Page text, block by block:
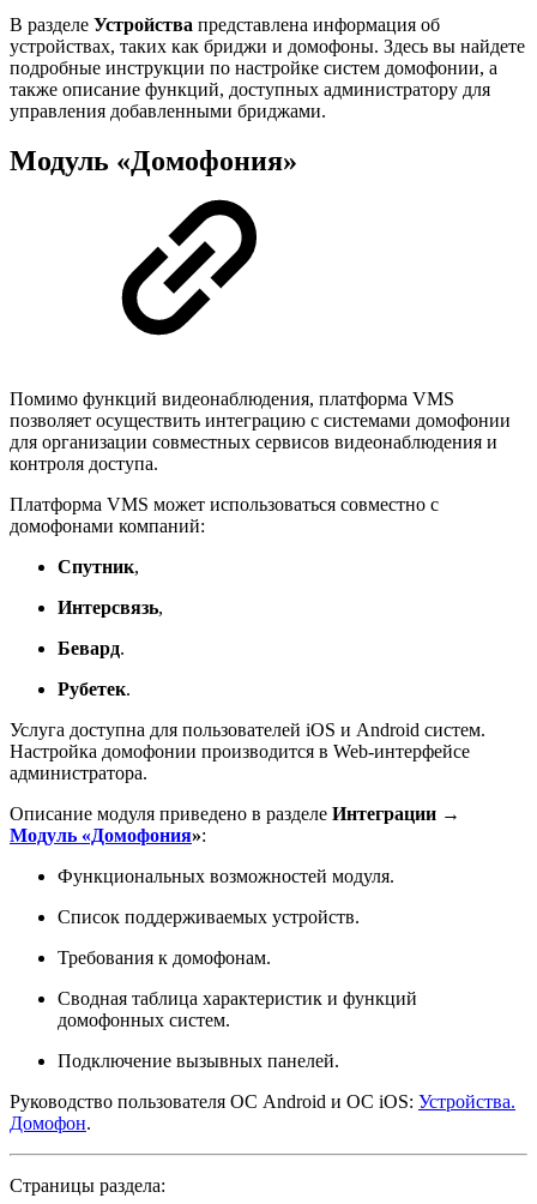
В разделе Устройства представлена информация об
устройствах, таких как бриджи и домофоны. Здесь вы найдете
подробные инструкции по настройке систем домофонии, а
также описание функций, доступных администратору для
управления добавленными бриджами.
Модуль «Домофония»
Помимо функций видеонаблюдения, платформа VMS
позволяет осуществить интеграцию с системами домофонии
для организации совместных сервисов видеонаблюдения и
контроля доступа.
Платформа VMS может использоваться совместно с
домофонами компаний:
Спутник,
Интерсвязь,
Бевард.
Рубетек.
Услуга доступна для пользователей iOS и Android систем.
Настройка домофонии производится в Web-интерфейсе
администратора.
Описание модуля приведено в разделе Интеграции →
Модуль «Домофония»:
Функциональных возможностей модуля.
Список поддерживаемых устройств.
Требования к домофонам.
Сводная таблица характеристик и функций
домофонных систем.
Подключение вызывных панелей.
Руководство пользователя ОС Android и ОС iOS: Устройства.
Домофон.
Страницы раздела: